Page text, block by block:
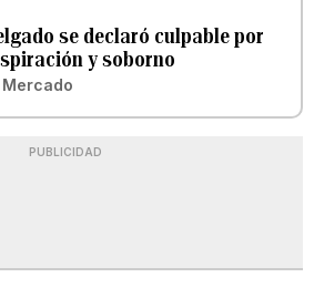
se declaró culpable por
y soborno
PUBLICIDAD